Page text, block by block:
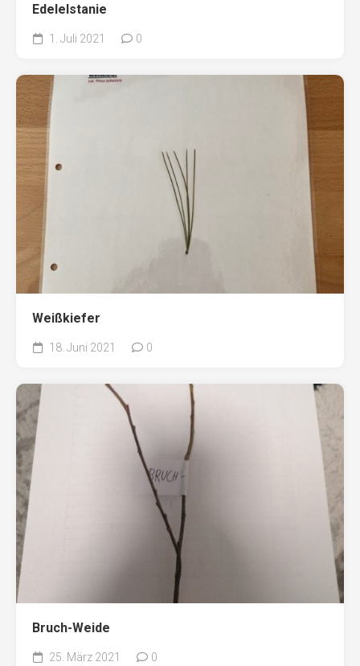
Edelelstanie
1. Juli 2021 0
Weißkiefer
18. Juni 2021 0
Bruch-Weide
25. März 2021 0